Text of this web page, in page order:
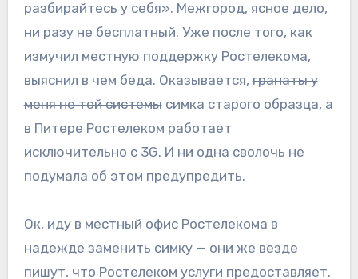
разбирайтесь у себя». Межгород, ясное дело,
ни разу не бесплатный. Уже после того, как
измучил местную поддержку Ростелекома,
выяснил в чем беда. Оказывается,гранаты у
меня не той системысимка старого образца, а
в Питере Ростелеком работает
исключительно с 3G. И ни одна сволочь не
подумала об этом предупредить.
Ок, иду в местный офис Ростелекома в
надежде заменить симку — они же везде
пишут, что Ростелеком услуги предоставляет.